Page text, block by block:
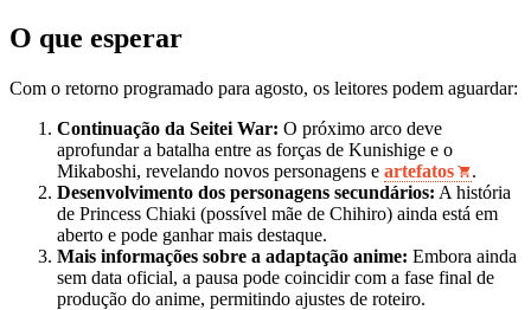
O que esperar
Com o retorno programado para agosto, os leitores podem aguardar:
Continuação da Seitei War: O próximo arco deve
aprofundar a batalha entre as forças de Kunishige e o
Mikaboshi, revelando novos personagens e artefatos
.
Desenvolvimento dos personagens secundários: A história
de Princess Chiaki (possível mãe de Chihiro) ainda está em
aberto e pode ganhar mais destaque.
Mais informações sobre a adaptação anime: Embora ainda
sem data oficial, a pausa pode coincidir com a fase final de
produção do anime, permitindo ajustes de roteiro.